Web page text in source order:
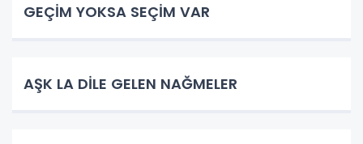
GEÇİM YOKSA SEÇİM VAR
AŞK LA DİLE GELEN NAĞMELER